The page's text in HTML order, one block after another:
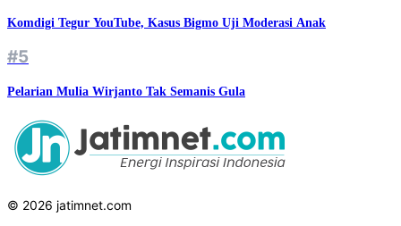
Komdigi Tegur YouTube, Kasus Bigmo Uji Moderasi Anak
#5
Pelarian Mulia Wirjanto Tak Semanis Gula
© 2026 jatimnet.com